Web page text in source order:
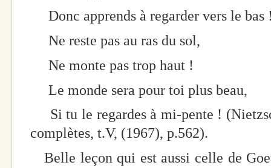
Donc apprends à regarder vers le bas
Ne reste pas au ras du sol,
Ne monte pas trop haut !
Le monde sera pour toi plus beau,
Si tu le regardes à mi-pente !
complètes, t.V, (1967), p.562).
Belle leçon qui est aussi celle de